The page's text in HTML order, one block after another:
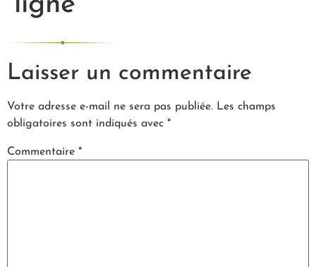
Laisser un commentaire
Votre adresse e-mail ne sera pas publiée. Les champs
obligatoires sont indiqués avec *
Commentaire *